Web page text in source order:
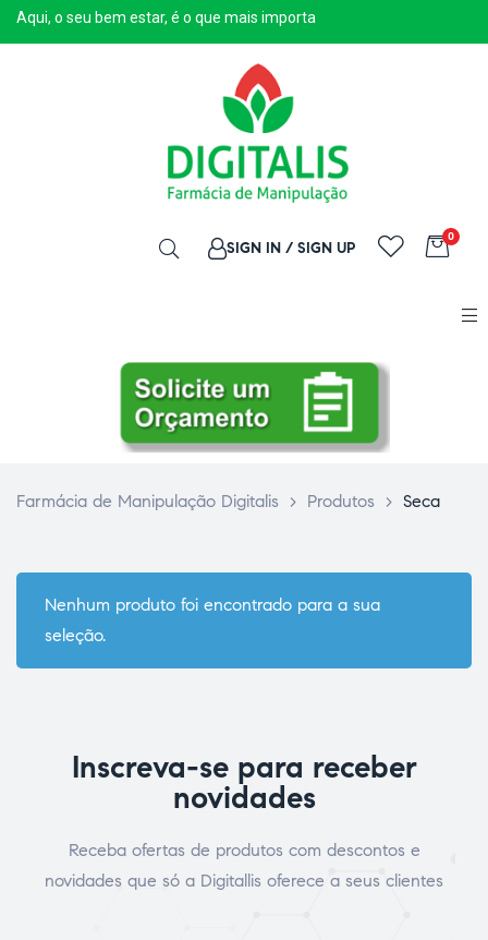
Aqui, o seu bem estar, é o que mais importa
SIGN IN / SIGN UP
0
Farmácia de Manipulação Digitalis > Produtos > Seca
Nenhum produto foi encontrado para a sua
seleção.
Inscreva-se para receber
novidades
Receba ofertas de produtos com descontos e
novidades que só a Digitallis oferece a seus clientes